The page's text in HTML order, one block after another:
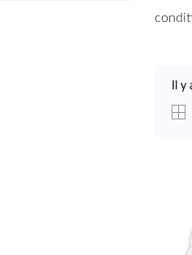
Il